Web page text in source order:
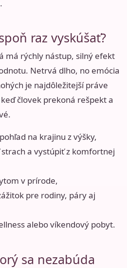
raz vyskúšať?
má rýchly nástup, silný efekt
Netrvá dlho, no emócia
je najdôležitejší práve
človek prekoná rešpekt a
na krajinu z výšky,
a vystúpiť z komfortnej
v prírode,
pre rodiny, páry aj
alebo víkendový pobyt.
sa nezabúda